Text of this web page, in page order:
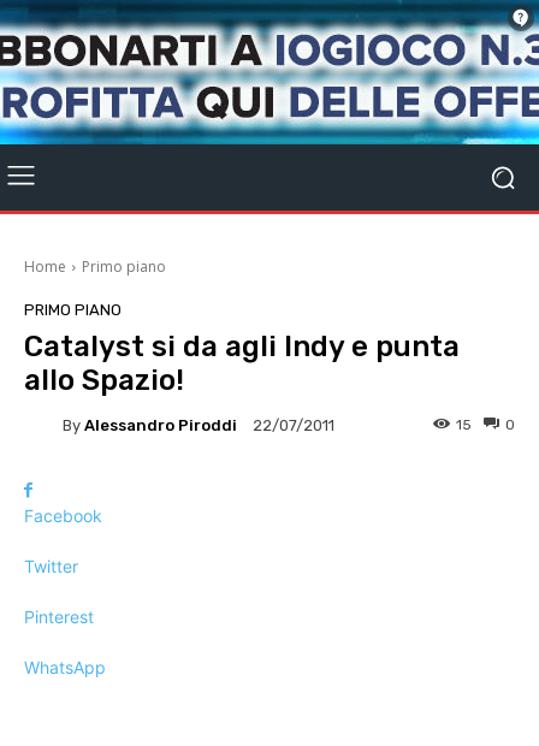
Home Primo piano
PRIMO PIANO
Catalyst si da agli Indy e punta
allo Spazio!
By Alessandro Piroddi 22/07/2011 0
15
Facebook
Twitter
Pinterest
WhatsApp